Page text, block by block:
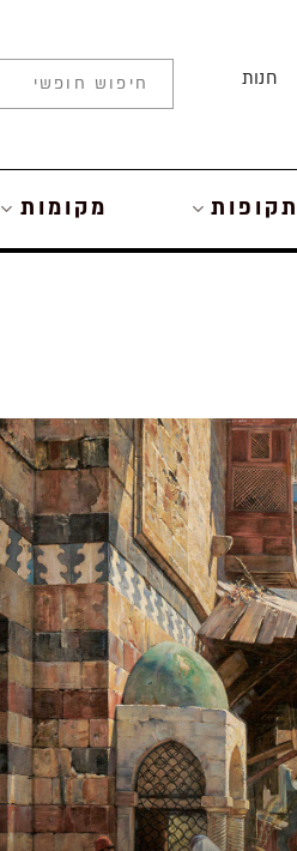
חנות
תקופות מקומות